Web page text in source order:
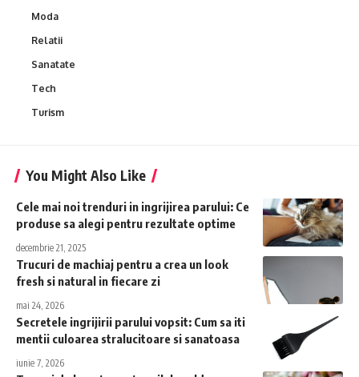
Moda
Relatii
Sanatate
Tech
Turism
You Might Also Like
Cele mai noi trenduri in ingrijirea parului: Ce
produse sa alegi pentru rezultate optime
decembrie 21, 2025
Trucuri de machiaj pentru a crea un look
fresh si natural in fiecare zi
mai 24, 2026
Secretele ingrijirii parului vopsit: Cum sa iti
mentii culoarea stralucitoare si sanatoasa
iunie 7, 2026